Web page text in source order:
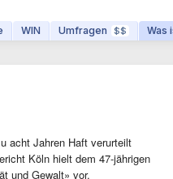
WIN Umfragen $$ Was
acht Jahren Haft verurteilt
Köln hielt dem 47-jährigen
und Gewalt» vor.